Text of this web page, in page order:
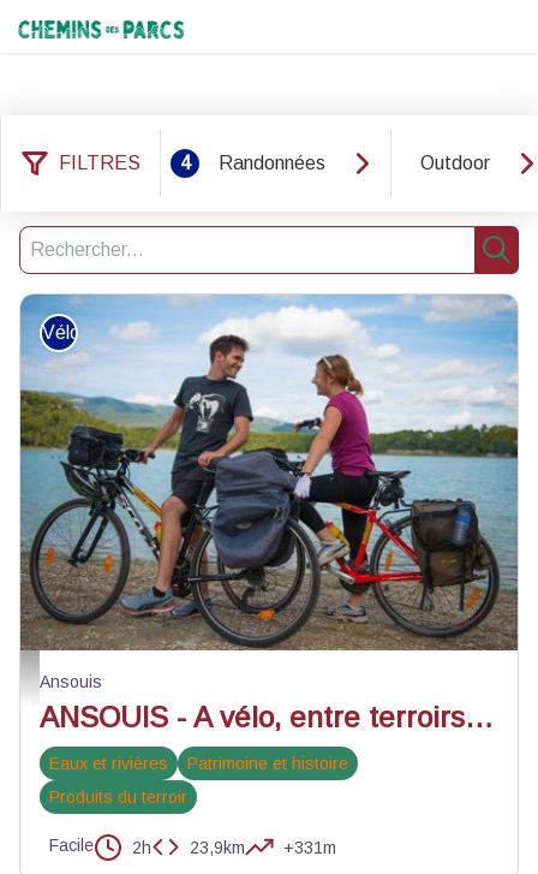
Chemins des Parcs
FILTRES 4 Randonnées Outdoor
124 résultats trouvés
Recherche
Pause devant l'étang de la Bonde - ©Nelson Valbrun - Vélo Loisir Provence
Vélo
Ansouis
ANSOUIS - A vélo, entre terroirs et olives
Eaux et rivières
Patrimoine et histoire
Produits du terroir
Facile 2h 23,9km +331m